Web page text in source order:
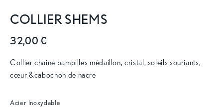
COLLIER SHEMS
32,00 €
Collier chaîne pampilles médaillon, cristal, soleils souriants,
cœur &cabochon de nacre
Acier Inoxydable